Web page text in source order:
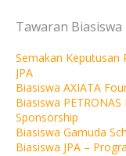
Tawaran Biasiswa
Semakan
JPA
Biasiswa AXIATA
Biasiswa
Sponsorship
Biasiswa Gamuda
Biasiswa JPA –